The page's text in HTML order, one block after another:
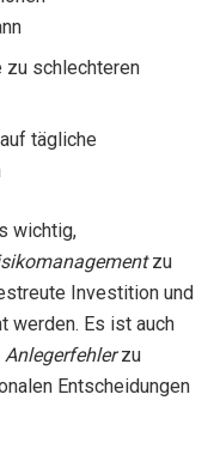
zu schlechteren
tägliche
wichtig,
zu
Investition und
werden. Es ist auch
Anlegerfehlerzu
Entscheidungen